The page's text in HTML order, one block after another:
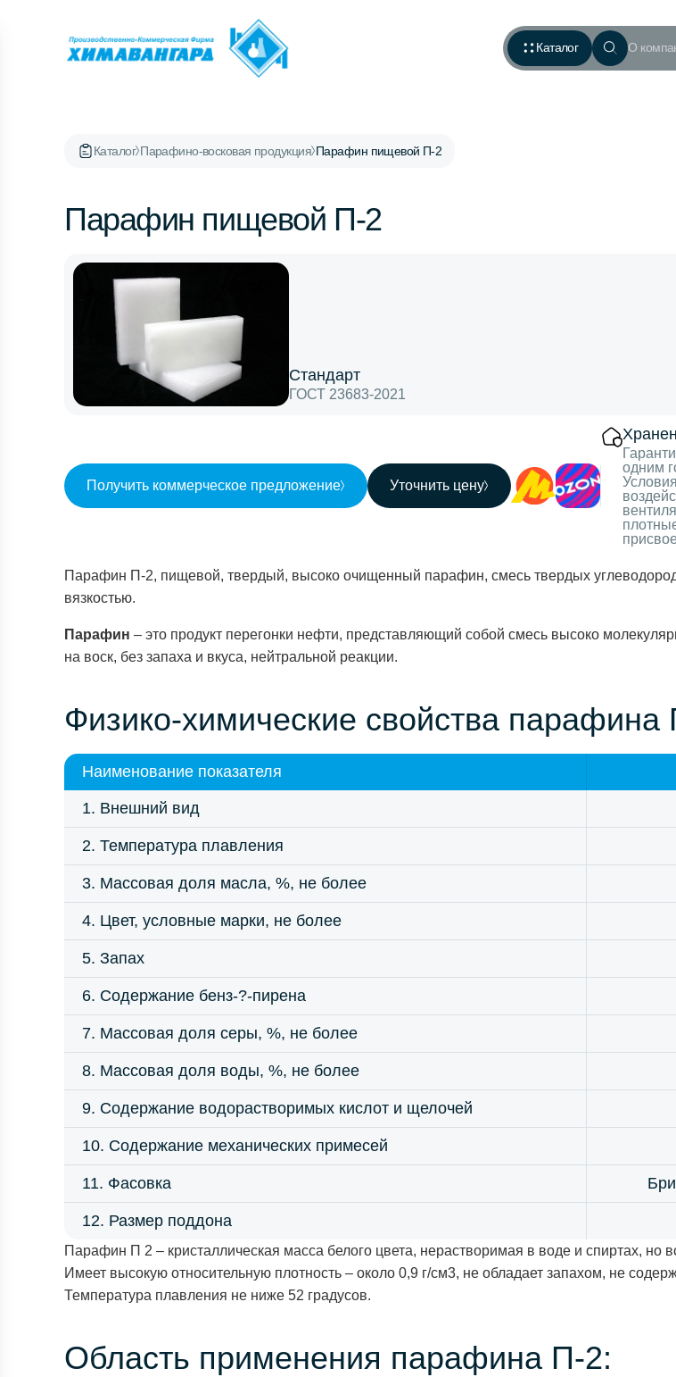
Каталог О
Каталог Парафино-восковая продукция Парафин пищевой П-2
Парафин пищевой П-2
Стандарт
ГОСТ 23683-2021
Получить коммерческое предложение Уточнить цену
одним
Парафин П-2, пищевой, твердый, высоко очищенный парафин, смесь твердых
вязкостью.
Парафин – это продукт перегонки нефти, представляющий собой смесь высоко
на воск, без запаха и вкуса, нейтральной реакции.
Физико-химические свойства парафина
Наименование показателя
1. Внешний вид
2. Температура плавления
3. Массовая доля масла, %, не более
4. Цвет, условные марки, не более
5. Запах
6. Содержание бенз-?-пирена
7. Массовая доля серы, %, не более
8. Массовая доля воды, %, не более
9. Содержание водорастворимых кислот и щелочей
10. Содержание механических примесей
11. Фасовка
12. Размер поддона
Парафин П 2 – кристаллическая масса белого цвета, нерастворимая в воде и спиртах,
Имеет высокую относительную плотность – около 0,9 г/см3, не обладает запахом, не
Температура плавления не ниже 52 градусов.
Область применения парафина П-2: